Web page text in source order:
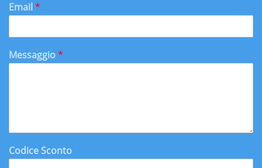
Email *
Messaggio*
Codice Sconto